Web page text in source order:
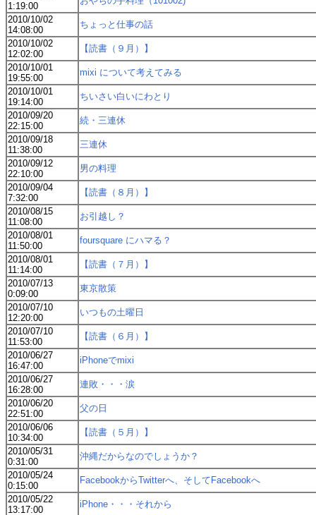
1:19:00
2010/10/02
14:08:00
ちょっと仕事の話
2010/10/02
12:02:00
【読書（９月）】
2010/10/01
19:55:00
mixi について考えてみる
2010/10/01
19:14:00
ちいさい白いにわとり
2010/09/20
22:15:00
続・三連休
2010/09/18
11:38:00
三連休
2010/09/12
22:10:00
男の料理
2010/09/04
7:32:00
【読書（８月）】
2010/08/15
11:08:00
お引越し？
2010/08/01
11:50:00
foursquare にハマる？
2010/08/01
11:14:00
【読書（７月）】
2010/07/13
0:09:00
東京散策
2010/07/10
12:20:00
いつもの土曜日
2010/07/10
11:53:00
【読書（６月）】
2010/06/27
16:47:00
iPhoneでmixi
2010/06/27
16:28:00
連敗・・・涙
2010/06/20
22:51:00
父の日
2010/06/06
10:34:00
【読書（５月）】
2010/05/31
0:31:00
沖縄だからなのでしょうか？
2010/05/24
0:15:00
FacebookからTwitterへ、そしてFacebookへ
2010/05/22
13:17:00
iPhone・・・それから